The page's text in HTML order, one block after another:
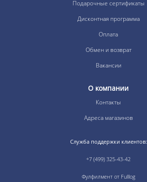
Подарочные сертификаты
Дисконтная программа
Оплата
Обмен и возврат
Вакансии
О компании
Контакты
Адреса магазинов
Служба поддержки клиентов:
+7 (499) 325-43-42
Фулфилмент от Fulllog